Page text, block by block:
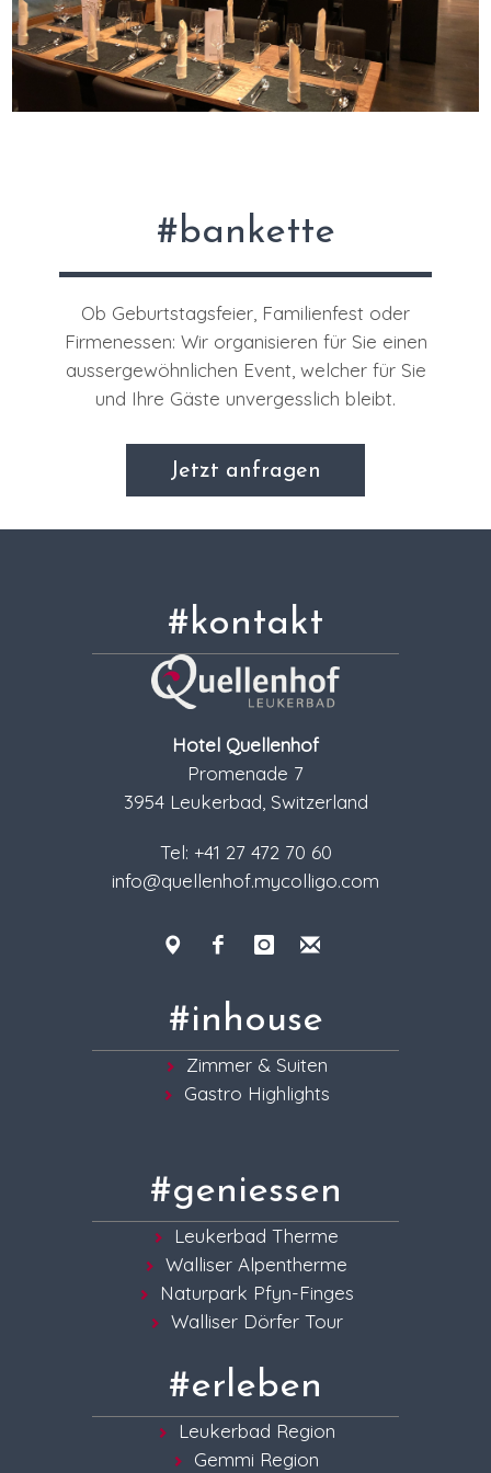
#bankette
Ob Geburtstagsfeier, Familienfest oder
Firmenessen: Wir organisieren für Sie einen
aussergewöhnlichen Event, welcher für Sie
und Ihre Gäste unvergesslich bleibt.
Jetzt anfragen
#kontakt
Hotel Quellenhof
Promenade 7
3954 Leukerbad, Switzerland
Tel: +41 27 472 70 60
info@quellenhof.mycolligo.com
#inhouse
Zimmer & Suiten
Gastro Highlights
#geniessen
Leukerbad Therme
Walliser Alpentherme
Naturpark Pfyn-Finges
Walliser Dörfer Tour
#erleben
Leukerbad Region
Gemmi Region